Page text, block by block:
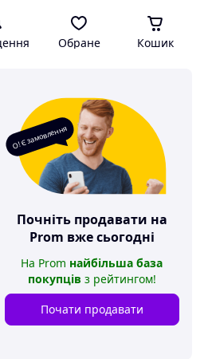
Обране Кошик
О! Є замовлення
Почніть продавати на
Prom вже сьогодні
На Prom найбільша база
покупців з рейтингом!
Почати продавати